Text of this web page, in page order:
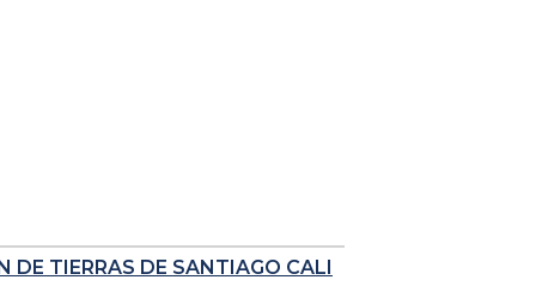
DE TIERRAS DE SANTIAGO CALI